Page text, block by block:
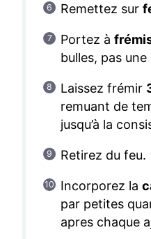
Remettez sur
Portez à
bulles, pas
Laissez frémir
remuant de
jusqu’à la
Retirez du feu.
Incorporez la
par petites
apres chaque